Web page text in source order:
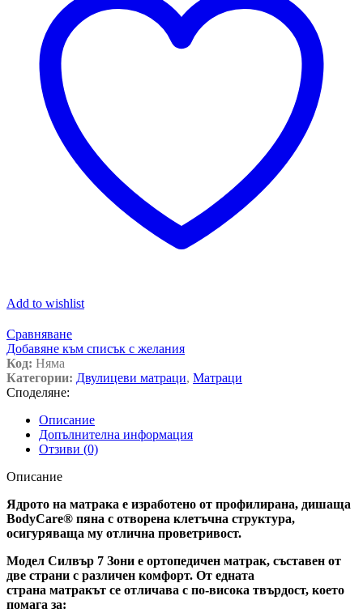
Add to wishlist
Сравняване
Добавяне към списък с желания
Код: Няма
Категории: Двулицеви матраци, Матраци
Споделяне:
Описание
Допълнителна информация
Отзиви (0)
Описание
Ядрото на матрака е изработено от профилирана, дишаща
BodyCare® пяна с отворена клетъчна структура,
осигуряваща му отлична проветривост.
Модел Силвър 7 Зони е ортопедичен матрак, съставен от
две страни с различен комфорт. От едната
страна матракът се отличава с по-висока твърдост, което
помага за: